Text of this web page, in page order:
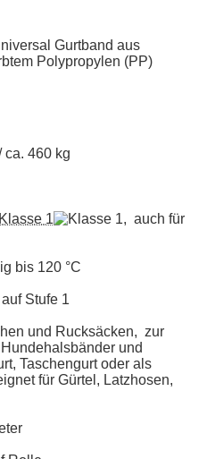
Gurtband aus
Polypropylen (PP)
ca. 460 kg
Klasse 1
, auch für
bis 120 °C
Stufe 1
und Rucksäcken, zur
und
Taschengurt oder als
für Gürtel, Latzhosen,